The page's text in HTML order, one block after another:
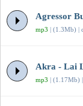
Agressor
mp3 | (1.3Mb) |
Akra - Lai
mp3 | (1.17Mb)